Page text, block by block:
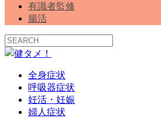
有識者監修
腸活
全身症状
呼吸器症状
妊活・妊娠
婦人症状